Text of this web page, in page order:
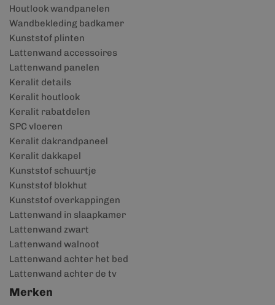
Houtlook wandpanelen
Wandbekleding badkamer
Kunststof plinten
Lattenwand accessoires
Lattenwand panelen
Keralit details
Keralit houtlook
Keralit rabatdelen
SPC vloeren
Keralit dakrandpaneel
Keralit dakkapel
Kunststof schuurtje
Kunststof blokhut
Kunststof overkappingen
Lattenwand in slaapkamer
Lattenwand zwart
Lattenwand walnoot
Lattenwand achter het bed
Lattenwand achter de tv
Merken